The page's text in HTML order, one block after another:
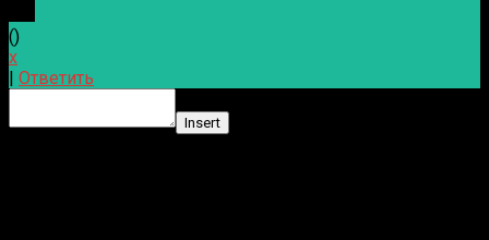
()
x
Ответить
Insert